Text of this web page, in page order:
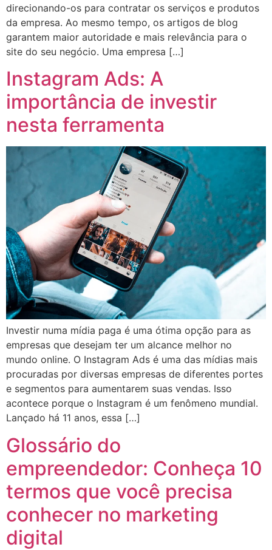
direcionando-os para contratar os serviços e produtos
da empresa. Ao mesmo tempo, os artigos de blog
garantem maior autoridade e mais relevância para o
site do seu negócio. Uma empresa […]
Instagram Ads: A
importância de investir
nesta ferramenta
Investir numa mídia paga é uma ótima opção para as
empresas que desejam ter um alcance melhor no
mundo online. O Instagram Ads é uma das mídias mais
procuradas por diversas empresas de diferentes portes
e segmentos para aumentarem suas vendas. Isso
acontece porque o Instagram é um fenômeno mundial.
Lançado há 11 anos, essa […]
Glossário do
empreendedor: Conheça 10
termos que você precisa
conhecer no marketing
digital